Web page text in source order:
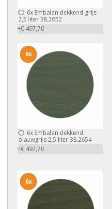
6x Embalan dekkend grijs
2,5 liter 38.2652
+€ 497,70
6x Embalan dekkend
blauwgrijs 2,5 liter 38.2654
+€ 497,70
6x
6x